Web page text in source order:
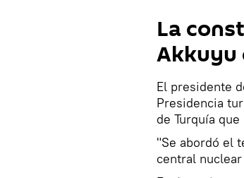
La
Akkuyu
El presidente
Presidencia
de Turquía
"Se abordó el
central